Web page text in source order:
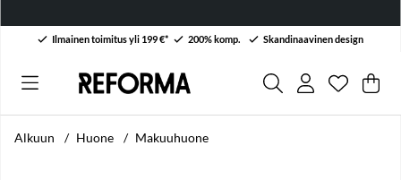
Ilmainen toimitus yli 199 €* 200% komp. Skandinaavinen design
Toivelista
. .
Alkuun Huone Makuuhuone